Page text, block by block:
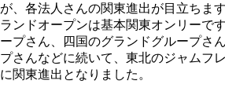
が、各法人さんの関東進出が目立ちま
ランドオープンは基本関東オンリーで
ープさん、四国のグランドグループさ
プさんなどに続いて、東北のジャムフ
に関東進出となりました。